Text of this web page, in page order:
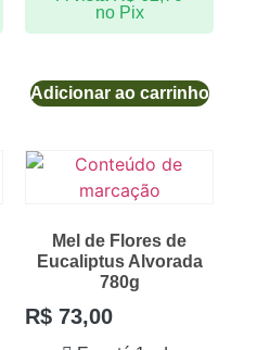
no Pix
Adicionar ao carrinho
Mel de Flores de
Eucaliptus Alvorada
780g
R$ 73,00